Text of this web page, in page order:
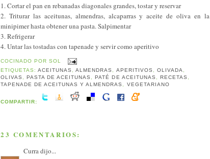
1. Cortar el pan en rebanadas diagonales grandes, tostar y reservar
2. Triturar las aceitunas, almendras, alcaparras y aceite de oliva en la
minipimer hasta obtener una pasta. Salpimentar
3. Refrigerar
4. Untar las tostadas con tapenade y servir como aperitivo
COCINADO PORSOL
ETIQUETAS:ACEITUNAS ,ALMENDRAS , APERITIVOS , OLIVADA,
OLIVAS , PASTA DE ACEITUNAS , PATÉ DE ACEITUNAS , RECETAS ,
TAPENADE DE ACEITUNAS Y ALMENDRAS , VEGETARIANO
COMPARTIR:
23 COMENTARIOS:
Curradijo...